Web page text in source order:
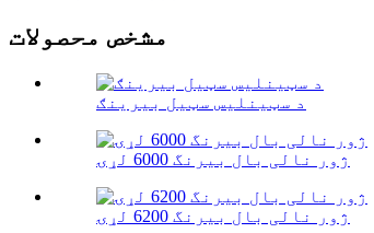
مشخص محصولات
د سټینلیس سټیل بیرینګ
ژور نالی بال بیرنگ 6000 لړۍ
ژور نالی بال بیرنگ 6200 لړۍ